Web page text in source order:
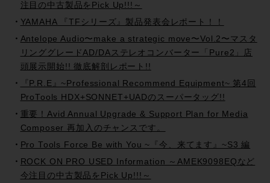
注目の中古製品をPick Up!!!～
YAMAHA 『TFシリーズ』製品発表会レポート！！
Antelope Audio〜make a strategic move〜Vol.2〜マスタ
リンググレードAD/DAステレオコンバーター「Pure2」店
頭展示開始!! 徹底解剖レポート!!
『P.R.E』~Professional Recommend Equipment~ 第4回
ProTools HDX+SONNET+UADのスーパータッグ!!
重要！Avid Annual Upgrade & Support Plan for Media
Composer 再加入のチャンスです。
Pro Tools Force Be with You ~『今、来てます』~S3 編
ROCK ON PRO USED Information ～AMEK9098EQなど
今注目の中古製品をPick Up!!!～